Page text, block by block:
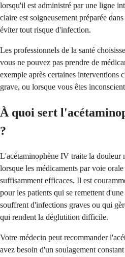
lorsqu'il est administré par une ligne
claire est soigneusement préparée
éviter tout risque d'infection.
Les professionnels de la santé
vous ne pouvez pas prendre de
exemple après certaines interventions
grave, ou lorsque vous êtes
À quoi sert
?
L'acétaminophène IV traite la douleur
lorsque les médicaments par voie orale
suffisamment efficaces. Il est
pour les patients qui se remettent
souffrent d'infections graves ou qui
qui rendent la déglutition difficile.
Votre médecin peut recommander
avez besoin d'un soulagement